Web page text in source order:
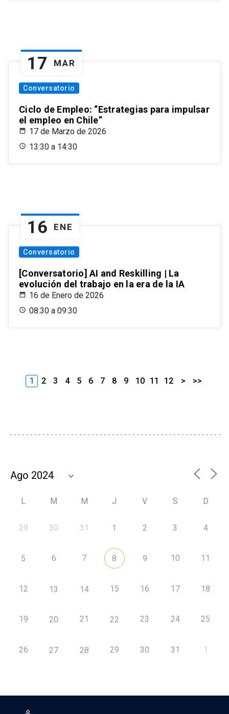
17 MAR
Conversatorio
Ciclo de Empleo: “Estrategias para impulsar
el empleo en Chile”
17 de Marzo de 2026
13:30 a 14:30
16 ENE
Conversatorio
[Conversatorio] AI and Reskilling | La
evolución del trabajo en la era de la IA
16 de Enero de 2026
08:30 a 09:30
1 2 3 4 5 6 7 8 9 10 11 12 > >>
L M M J V S D
29 30 31 1 2 3 4
5 6 7 8 9 10 11
12 13 14 15 16 17 18
19 20 21 22 23 24 25
26 27 28 29 30 31 1